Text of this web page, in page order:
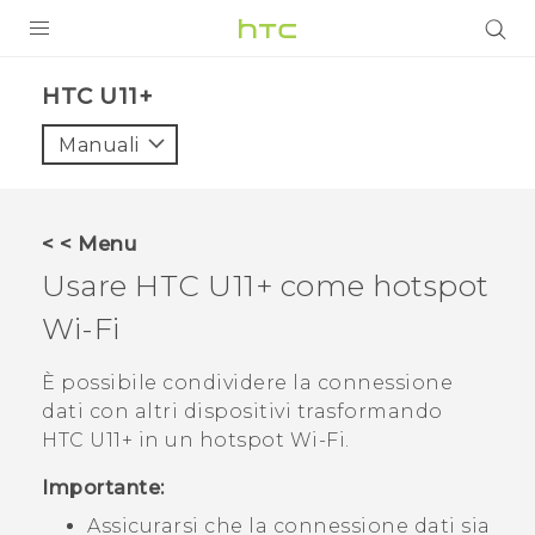
VIVE
VIVERSE
ASSISTENZA
Accessori e dispositivi HTC
HTC U11+‎
Manuali
< < Menu
Usare HTC U11‍+ come hotspot
Wi‍-Fi
È possibile condividere la connessione
dati con altri dispositivi trasformando
HTC U11‍+ in un hotspot Wi‍-Fi.
Importante:
Assicurarsi che la connessione dati sia